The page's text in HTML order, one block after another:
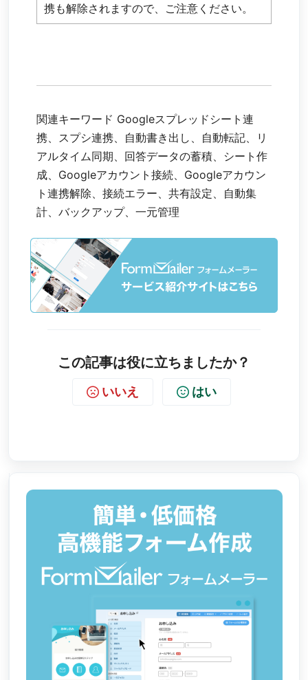
携も解除されますので、ご注意ください。
関連キーワード Googleスプレッドシート連
携、スプシ連携、自動書き出し、自動転記、リ
アルタイム同期、回答データの蓄積、シート作
成、Googleアカウント接続、Googleアカウン
ト連携解除、接続エラー、共有設定、自動集
計、バックアップ、一元管理
この記事は役に立ちましたか？
いいえ はい